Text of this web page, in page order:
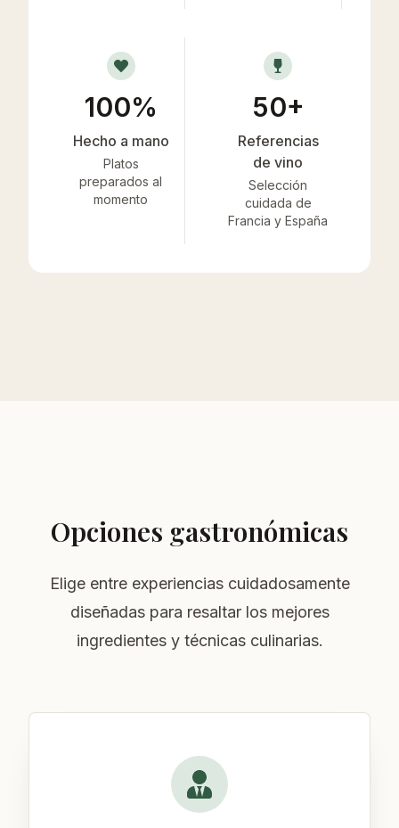
100%
Hecho a mano
Platos
preparados al
momento
50+
Referencias
de vino
Selección
cuidada de
Francia y España
Opciones gastronómicas
Elige entre experiencias cuidadosamente
diseñadas para resaltar los mejores
ingredientes y técnicas culinarias.